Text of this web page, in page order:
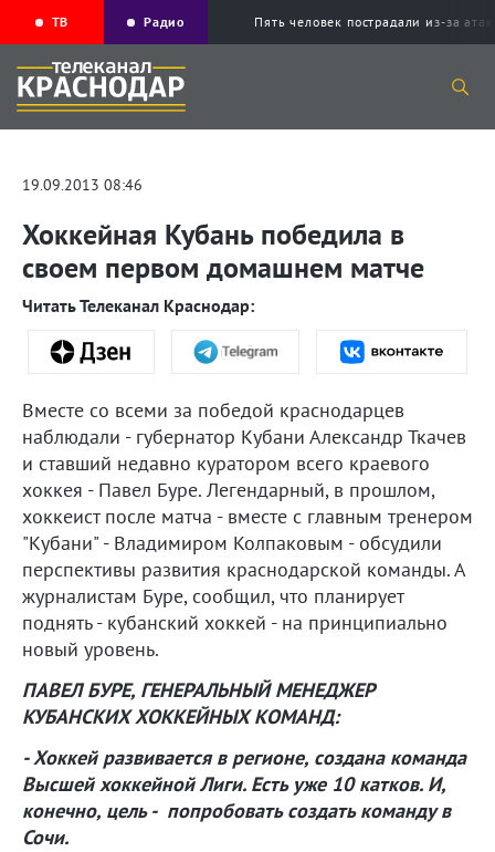
ТВ Радио Пять человек пострадали из-за
19.09.2013 08:46
Хоккейная Кубань победила в
своем первом домашнем матче
Читать Телеканал Краснодар:
Вместе со всеми за победой краснодарцев
наблюдали - губернатор Кубани Александр Ткачев
и ставший недавно куратором всего краевого
хоккея - Павел Буре. Легендарный, в прошлом,
хоккеист после матча - вместе с главным тренером
"Кубани" - Владимиром Колпаковым - обсудили
перспективы развития краснодарской команды. А
журналистам Буре, сообщил, что планирует
поднять - кубанский хоккей - на принципиально
новый уровень.
ПАВЕЛ БУРЕ, ГЕНЕРАЛЬНЫЙ МЕНЕДЖЕР
КУБАНСКИХ ХОККЕЙНЫХ КОМАНД:
- Хоккей развивается в регионе, создана команда
Высшей хоккейной Лиги. Есть уже 10 катков. И,
конечно, цель - попробовать создать команду в
Сочи.